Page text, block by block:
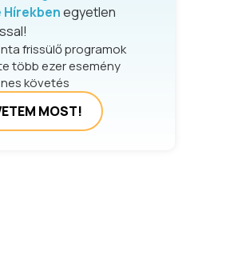
Hírekbenegyetlen
frissülő programok
több ezer esemény
követés
MOST!